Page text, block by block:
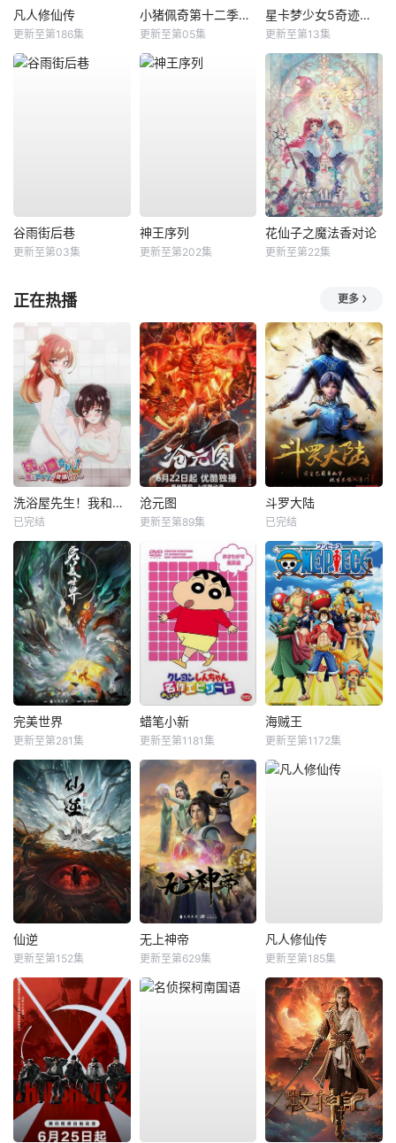
凡人修仙传
更新至第186集
小猪佩奇第十二季国语
更新至第05集
星卡梦少女5奇迹绽放
更新至第13集
谷雨街后巷
更新至第03集
神王序列
更新至第202集
花仙子之魔法香对论
更新至第22集
正在热播 更多
洗浴屋先生！我和那家伙在女浴池！？
已完结
沧元图
更新至第89集
斗罗大陆
已完结
完美世界
更新至第281集
蜡笔小新
更新至第1181集
海贼王
更新至第1172集
仙逆
更新至第152集
无上神帝
更新至第629集
凡人修仙传
更新至第185集